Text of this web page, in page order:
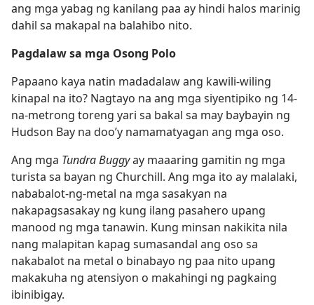
ang mga yabag ng kanilang paa ay hindi halos marinig
dahil sa makapal na balahibo nito.
Pagdalaw sa mga Osong Polo
Papaano kaya natin madadalaw ang kawili-wiling
kinapal na ito? Nagtayo na ang mga siyentipiko ng 14-
na-metrong toreng yari sa bakal sa may baybayin ng
Hudson Bay na doo’y namamatyagan ang mga oso.
Ang mga Tundra Buggyay maaaring gamitin ng mga
turista sa bayan ng Churchill. Ang mga ito ay malalaki,
nababalot-ng-metal na mga sasakyan na
nakapagsasakay ng kung ilang pasahero upang
manood ng mga tanawin. Kung minsan nakikita nila
nang malapitan kapag sumasandal ang oso sa
nakabalot na metal o binabayo ng paa nito upang
makakuha ng atensiyon o makahingi ng pagkaing
ibinibigay.